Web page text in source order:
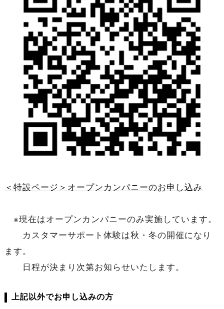
＜特設ページ＞オープンカンパニーのお申し込み
※現在はオープンカンパニーのみ実施しています。
カスタマーサポート体験は秋・冬の開催になり
ます。
日程が決まり次第お知らせいたします。
上記以外でお申し込みの方